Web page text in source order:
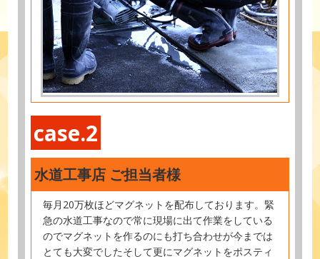
case.2
水道工事店 ご担当者様
毎月20万枚ほどマグネットを配布しております。緊
急の水道工事なので常に現場に出て作業をしている
のでマグネットを作るのにも打ち合わせが今までは
とても大変でしたそして更にマグネットをポスティ